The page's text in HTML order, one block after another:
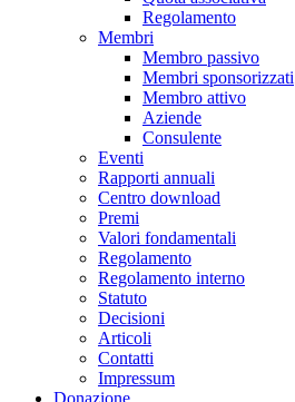
Regolamento
Membri
Membro passivo
Membri sponsorizzati
Membro attivo
Aziende
Consulente
Eventi
Rapporti annuali
Centro download
Premi
Valori fondamentali
Regolamento
Regolamento interno
Statuto
Decisioni
Articoli
Contatti
Impressum